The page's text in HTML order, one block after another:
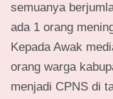
semuanya
ada 1 orang
Kepada Awak
orang warga
menjadi CPNS di